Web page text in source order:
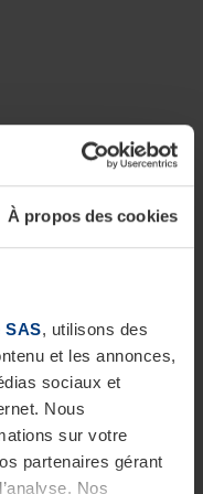
À propos des cookies
SAS, utilisons des
et les annonces,
sociaux et
Nous
sur votre
partenaires gérant
Nos